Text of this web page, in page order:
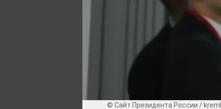
© Сайт Президента России /